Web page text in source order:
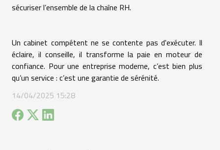
sécuriser l’ensemble de la chaîne RH.
Un cabinet compétent ne se contente pas d'exécuter. Il
éclaire, il conseille, il transforme la paie en moteur de
confiance. Pour une entreprise moderne, c’est bien plus
qu’un service : c’est une garantie de sérénité.
14/04/2025 15:28